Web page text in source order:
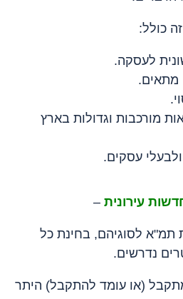
כולל:
לעסקה.
מתאים.
מורכבות וגדולות בארץ
ולבעלי עסקים.
עירונית –
תמ"א לסוגיהם, בחינת כל
נדרשים.
(או עומד להתקבל) היתר